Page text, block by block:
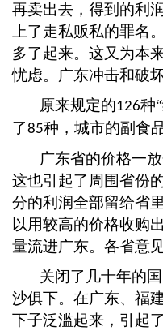
再卖出去，得到的利
上了走私贩私的罪名
多了起来。这又为本
忧虑。广东冲击和破
原来规定的126种
了85种，城市的副食
广东省的价格一
这也引起了周围省份
分的利润全部留给省
以用较高的价格收购
量流进广东。各省意见
关闭了几十年的
沙俱下。在广东、福
下子泛滥起来，引起